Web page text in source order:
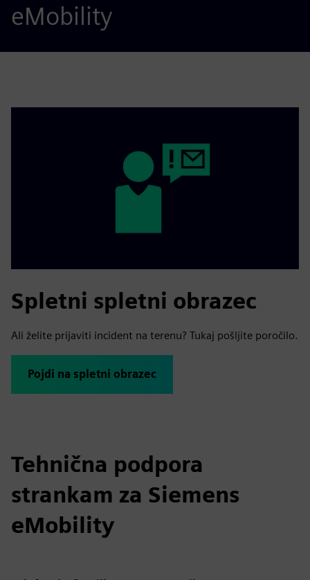
eMobility
Spletni spletni obrazec
Ali želite prijaviti incident na terenu? Tukaj pošljite poročilo.
Pojdi na spletni obrazec
Tehnična podpora
strankam za Siemens
eMobility